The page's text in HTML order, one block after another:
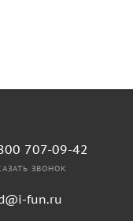
707-09-42
ЗВОНОК
fun.ru